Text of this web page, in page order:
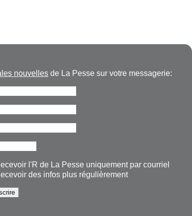
nouvelles de La Pesse sur votre messagerie:
l'R de La Pesse uniquement par courriel
des infos plus régulièrement